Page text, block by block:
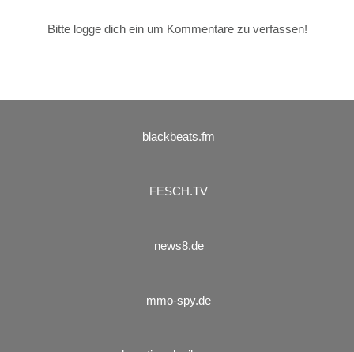
Bitte logge dich ein um Kommentare zu verfassen!
blackbeats.fm
FESCH.TV
news8.de
mmo-spy.de